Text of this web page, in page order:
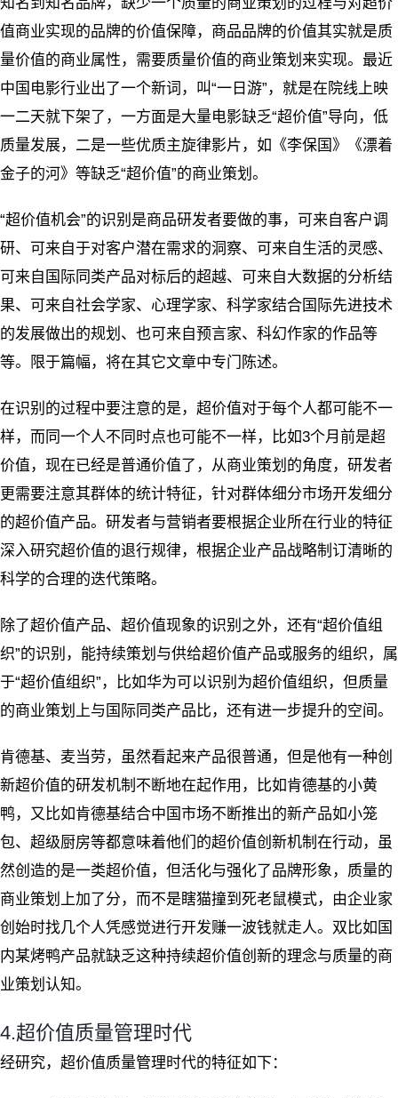
值商业实现的品牌的价值保障，商品品牌的价值其实就是质
量价值的商业属性，需要质量价值的商业策划来实现。最近
中国电影行业出了一个新词，叫“一日游”，就是在院线上映
一二天就下架了，一方面是大量电影缺乏“超价值”导向，低
质量发展，二是一些优质主旋律影片，如《李保国》《漂着
金子的河》等缺乏“超价值”的商业策划。
“超价值机会”的识别是商品研发者要做的事，可来自客户调
研、可来自于对客户潜在需求的洞察、可来自生活的灵感、
可来自国际同类产品对标后的超越、可来自大数据的分析结
果、可来自社会学家、心理学家、科学家结合国际先进技术
的发展做出的规划、也可来自预言家、科幻作家的作品等
等。限于篇幅，将在其它文章中专门陈述。
在识别的过程中要注意的是，超价值对于每个人都可能不一
样，而同一个人不同时点也可能不一样，比如3个月前是超
价值，现在已经是普通价值了，从商业策划的角度，研发者
更需要注意其群体的统计特征，针对群体细分市场开发细分
的超价值产品。研发者与营销者要根据企业所在行业的特征
深入研究超价值的退行规律，根据企业产品战略制订清晰的
科学的合理的迭代策略。
除了超价值产品、超价值现象的识别之外，还有“超价值组
织”的识别，能持续策划与供给超价值产品或服务的组织，属
于“超价值组织”，比如华为可以识别为超价值组织，但质量
的商业策划上与国际同类产品比，还有进一步提升的空间。
肯德基、麦当劳，虽然看起来产品很普通，但是他有一种创
新超价值的研发机制不断地在起作用，比如肯德基的小黄
鸭，又比如肯德基结合中国市场不断推出的新产品如小笼
包、超级厨房等都意味着他们的超价值创新机制在行动，虽
然创造的是一类超价值，但活化与强化了品牌形象，质量的
商业策划上加了分，而不是瞎猫撞到死老鼠模式，由企业家
创始时找几个人凭感觉进行开发赚一波钱就走人。双比如国
内某烤鸭产品就缺乏这种持续超价值创新的理念与质量的商
业策划认知。
4.超价值质量管理时代
经研究，超价值质量管理时代的特征如下：